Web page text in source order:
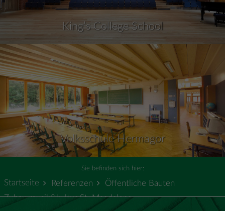
King’s College School
Volksschule Hermagor
Sie befinden sich hier:
Startseite Referenzen
Öffentliche Bauten
Zubau musik&kultur St. Magdalena